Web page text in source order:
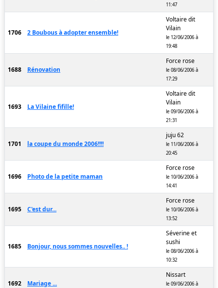
11:47
1706 2 Boubous à adopter ensemble!
Voltaire dit
Vilain
le 12/06/2006 à
19:48
1688 Rénovation
Force rose
le 08/06/2006 à
17:29
1693 La Vilaine fifille!
Voltaire dit
Vilain
le 09/06/2006 à
21:31
1701 la coupe du monde 2006!!!!
juju 62
le 11/06/2006 à
20:45
1696 Photo de la petite maman
Force rose
le 10/06/2006 à
14:41
1695 C'est dur...
Force rose
le 10/06/2006 à
13:52
1685 Bonjour, nous sommes nouvelles.. !
Séverine et
sushi
le 08/06/2006 à
10:32
1692 Mariage ...
Nissart
le 09/06/2006 à